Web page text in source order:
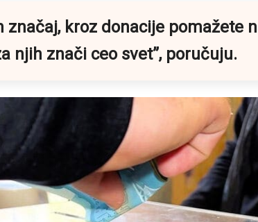
značaj, kroz donacije pomažete
njih znači ceo svet”, poručuju.